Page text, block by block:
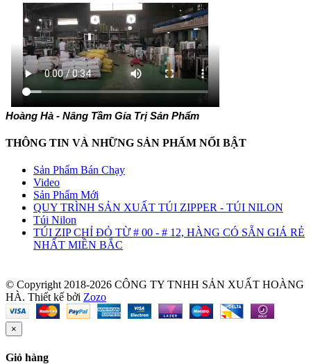
Hoàng Hà - Nâng Tầm Gía Trị Sản Phẩm
THÔNG TIN VÀ NHỮNG SẢN PHẤM NỔI BẬT
Sản Phẩm Bán Chạy
Video
Sản Phẩm Mới
QUY TRÌNH SẢN XUẤT TÚI ZIPPER - TÚI NILON
Túi Nilon
TÚI ZIP CHỈ ĐỎ TỪ # 00 - # 12, HÀNG CÓ SẴN GIÁ RẺ
NHẤT MIỀN BẮC
© Copyright 2018-2026 CÔNG TY TNHH SẢN XUẤT HOÀNG
HÀ. Thiết kế bởi Zozo
×
Giỏ hàng